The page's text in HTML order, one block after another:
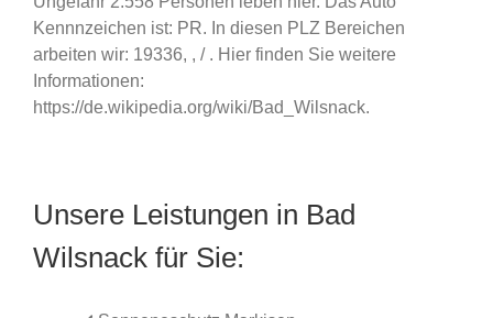
Kennnzeichen ist: PR. In diesen PLZ Bereichen
arbeiten wir: 19336, , / . Hier finden Sie weitere
Informationen:
https://de.wikipedia.org/wiki/Bad_Wilsnack.
Unsere Leistungen in Bad
Wilsnack für Sie: